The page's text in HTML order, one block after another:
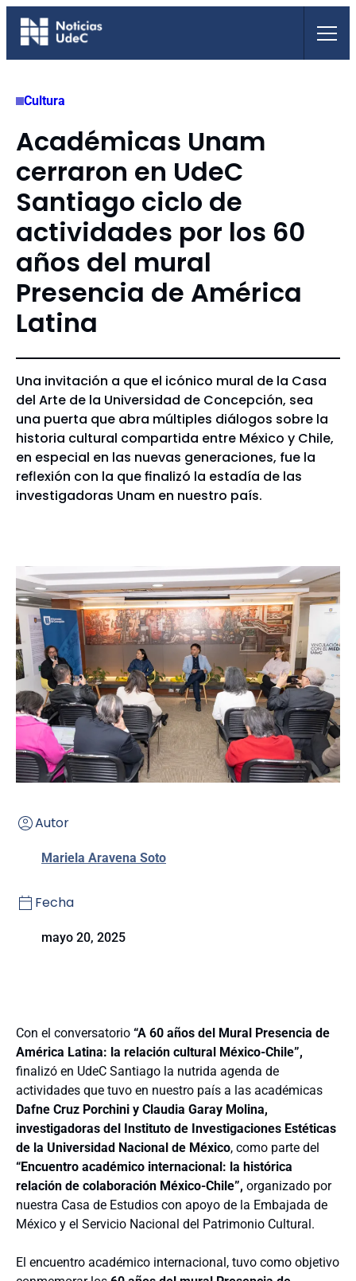
Saltar
Cultura
Académicas Unam
cerraron en UdeC
Santiago ciclo de
actividades por los 60
años del mural
Presencia de América
Latina
Una invitación a que el icónico mural de la Casa
del Arte de la Universidad de Concepción, sea
una puerta que abra múltiples diálogos sobre la
historia cultural compartida entre México y Chile,
en especial en las nuevas generaciones, fue la
reflexión con la que finalizó la estadía de las
investigadoras Unam en nuestro país.
Autor
Mariela Aravena Soto
Fecha
mayo 20, 2025
Con el conversatorio “A 60 años del Mural Presencia de
América Latina: la relación cultural México-Chile”,
finalizó en UdeC Santiago la nutrida agenda de
actividades que tuvo en nuestro país a las académicas
Dafne Cruz Porchini y Claudia Garay Molina,
investigadoras del Instituto de Investigaciones Estéticas
de la Universidad Nacional de México, como parte del
“Encuentro académico internacional: la histórica
relación de colaboración México-Chile”, organizado por
nuestra Casa de Estudios con apoyo de la Embajada de
México y el Servicio Nacional del Patrimonio Cultural.
El encuentro académico internacional, tuvo como objetivo